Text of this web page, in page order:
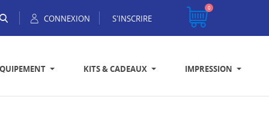
CONNEXION S'INSCRIRE
0
KITS & CADEAUX IMPRESSION